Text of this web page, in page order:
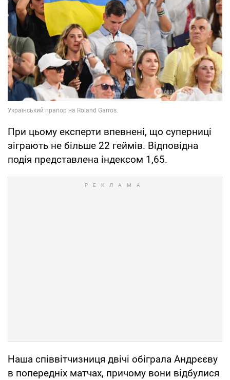
При цьому експерти впевнені, що суперниці
зіграють не більше 22 геймів. Відповідна
подія представлена індексом 1,65.
Наша співвітчизниця двічі обіграла Андрєєву
в попередніх матчах, причому вони відбулися